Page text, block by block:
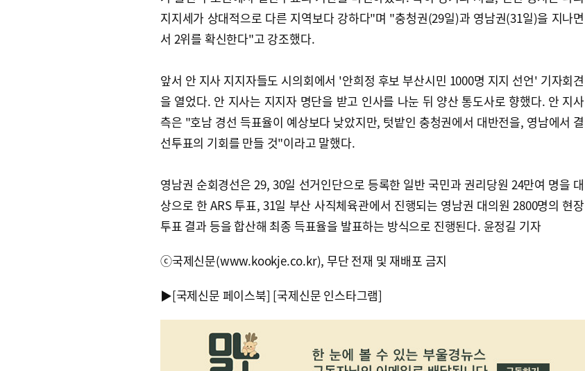
지지세가 상대적으로 다른 지역보다 강하다"며 "충청권(29일)과 영남권(31일)을 지나면
서 2위를 확신한다"고 강조했다.
앞서 안 지사 지지자들도 시의회에서 '안희정 후보 부산시민 1000명 지지 선언' 기자회견
을 열었다. 안 지사는 지지자 명단을 받고 인사를 나눈 뒤 양산 통도사로 향했다. 안 지사
측은 "호남 경선 득표율이 예상보다 낮았지만, 텃밭인 충청권에서 대반전을, 영남에서 결
선투표의 기회를 만들 것"이라고 말했다.
영남권 순회경선은 29, 30일 선거인단으로 등록한 일반 국민과 권리당원 24만여 명을 대
상으로 한 ARS 투표, 31일 부산 사직체육관에서 진행되는 영남권 대의원 2800명의 현장
투표 결과 등을 합산해 최종 득표율을 발표하는 방식으로 진행된다. 윤정길 기자
ⓒ국제신문(www.kookje.co.kr), 무단 전재 및 재배포 금지
▶[국제신문 페이스북] [국제신문 인스타그램]